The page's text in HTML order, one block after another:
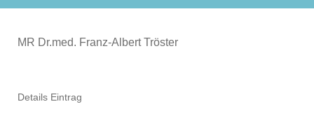
MR Dr.med. Franz-Albert Tröster
Details Eintrag